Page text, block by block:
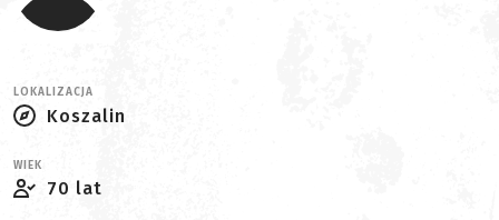
LOKALIZACJA
Koszalin
WIEK
70 lat